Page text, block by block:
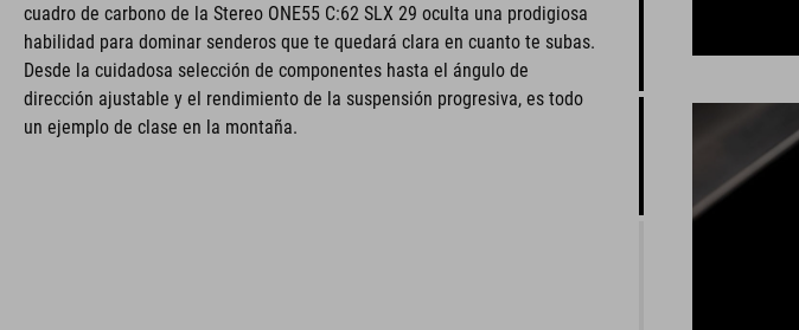
cuadro de carbono de la Stereo ONE55 C:62 SLX 29 oculta una prodigiosa
habilidad para dominar senderos que te quedará clara en cuanto te subas.
Desde la cuidadosa selección de componentes hasta el ángulo de
dirección ajustable y el rendimiento de la suspensión progresiva, es todo
un ejemplo de clase en la montaña.